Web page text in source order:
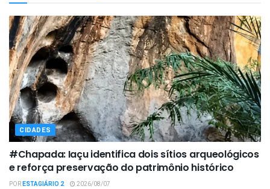
CIDADES
#Chapada: Iaçu identifica dois sítios arqueológicos
e reforça preservação do patrimônio histórico
PORESTAGIÁRIO 2 2026/08/07